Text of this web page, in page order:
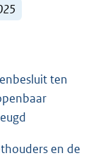
ten
en de